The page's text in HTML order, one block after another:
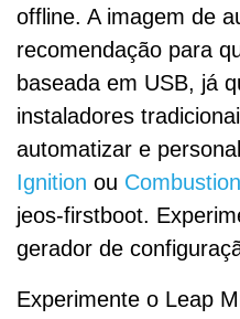
offline. A imagem de
recomendação para
baseada em USB, já
instaladores
automatizar e
Ignition ou Combustion
jeos-firstboot.
gerador de
Experimente o Leap